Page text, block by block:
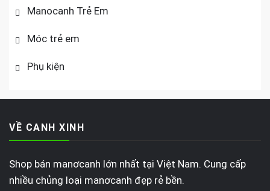
Manocanh Trẻ Em
Móc trẻ em
Phụ kiện
VỀ CANH XINH
Shop bán manơcanh lớn nhất tại Việt Nam. Cung cấp
nhiều chủng loại manơcanh đẹp rẻ bền.